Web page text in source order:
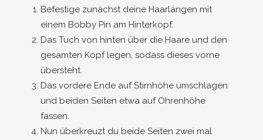
Befestige zunächst deine Haarlängen mit
einem Bobby Pin am Hinterkopf.
Das Tuch von hinten über die Haare und den
gesamten Kopf legen, sodass dieses vorne
übersteht.
Das vordere Ende auf Stirnhöhe umschlagen
und beiden Seiten etwa auf Ohrenhöhe
fassen.
Nun überkreuzt du beide Seiten zwei mal